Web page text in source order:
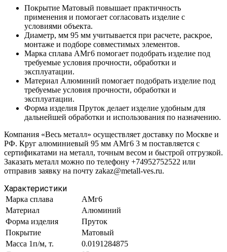
Покрытие Матовый повышает практичность
применения и помогает согласовать изделие с
условиями объекта.
Диаметр, мм 95 мм учитывается при расчете, раскрое,
монтаже и подборе совместимых элементов.
Марка сплава АМг6 помогает подобрать изделие под
требуемые условия прочности, обработки и
эксплуатации.
Материал Алюминий помогает подобрать изделие под
требуемые условия прочности, обработки и
эксплуатации.
Форма изделия Пруток делает изделие удобным для
дальнейшей обработки и использования по назначению.
Компания «Весь металл» осуществляет доставку по Москве и
РФ. Круг алюминиевый 95 мм АМг6 3 м поставляется с
сертификатами на металл, точным весом и быстрой отгрузкой.
Заказать металл можно по телефону +74952752522 или
отправив заявку на почту zakaz@metall-ves.ru.
Характеристики
Марка сплава
АМг6
Материал
Алюминий
Форма изделия
Пруток
Покрытие
Матовый
Масса 1п/м, т.
0.0191284875